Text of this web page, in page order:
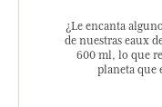
¿Le encanta
de nuestras eaux
600 ml, lo que
planeta que